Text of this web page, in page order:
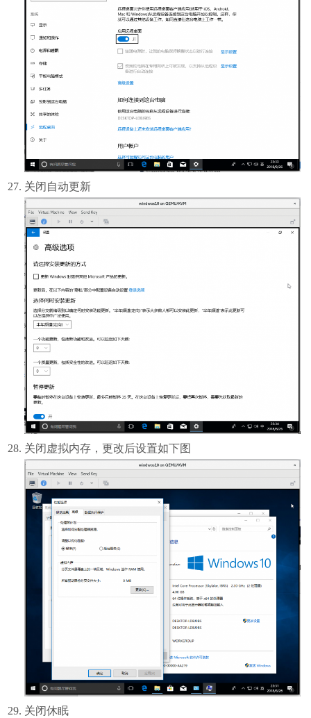
关闭自动更新
关闭虚拟内存，更改后设置如下图
关闭休眠